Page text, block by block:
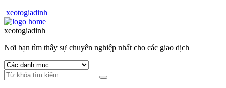
xeotogiadinh
Skip
to
Skip
to
xeotogiadinh
Nơi bạn tìm thấy sự chuyên nghiệp nhất cho các giao dịch